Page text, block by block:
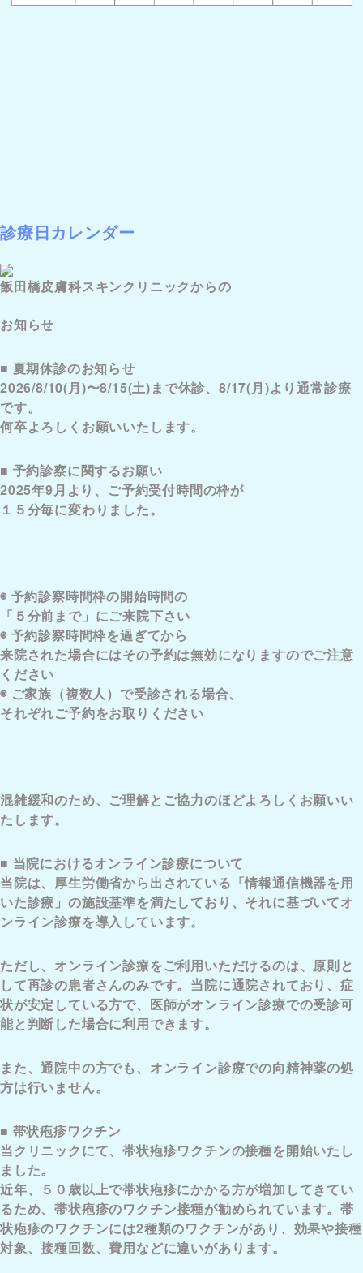
診療日カレンダー
飯田橋皮膚科スキンクリニックからの
お知らせ
■ 夏期休診のお知らせ
2026/8/10(月)〜8/15(土)まで休診、8/17(月)より通常診療
です。
何卒よろしくお願いいたします。
■ 予約診察に関するお願い
2025年9月より、ご予約受付時間の枠が
１５分毎に変わりました。
◉ 予約診察時間枠の開始時間の
「５分前まで」にご来院下さい
◉ 予約診察時間枠を過ぎてから
来院された場合にはその予約は無効になりますのでご注意
ください
◉ ご家族（複数人）で受診される場合、
それぞれご予約をお取りください
混雑緩和のため、ご理解とご協力のほどよろしくお願いい
たします。
■ 当院におけるオンライン診療について
当院は、厚生労働省から出されている「情報通信機器を用
いた診療」の施設基準を満たしており、それに基づいてオ
ンライン診療を導入しています。
ただし、オンライン診療をご利用いただけるのは、原則と
して再診の患者さんのみです。当院に通院されており、症
状が安定している方で、医師がオンライン診療での受診可
能と判断した場合に利用できます。
また、通院中の方でも、オンライン診療での向精神薬の処
方は行いません。
■ 帯状疱疹ワクチン
当クリニックにて、帯状疱疹ワクチンの接種を開始いたし
ました。
近年、５０歳以上で帯状疱疹にかかる方が増加してきてい
るため、帯状疱疹のワクチン接種が勧められています。帯
状疱疹のワクチンには2種類のワクチンがあり、効果や接種
対象、接種回数、費用などに違いがあります。